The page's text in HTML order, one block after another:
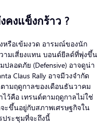
คงแข็งกร้าว ?
หรือเข้มงวด อารมณ์ของนัก
ามเสี่ยงแทน บอนด์ยีลด์ที่พุ่งขึ้น
อดภัย (Defensive) อาจดูน่า
Claus Rally อาจมีวงจำกัด
ามฤดูกาลของเดือนธันวาคม
ว้คือ เทรนด์ตามฤดูกาลไม่ใช่
ะขึ้นอยู่กับสภาพเศรษฐกิจใน
ประชุมที่จะถึงนี้